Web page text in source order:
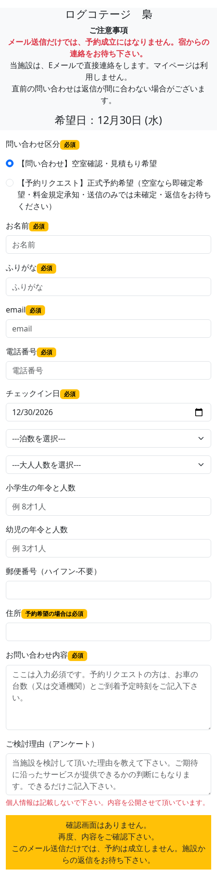
ログコテージ 梟
ご注意事項
メール送信だけでは、予約成立にはなりません。宿からの
連絡をお待ち下さい。
当施設は、Eメールで直接連絡をします。マイページは利
用しません。
直前の問い合わせは返信が間に合わない場合がございま
す。
希望日：12月30日 (水)
問い合わせ区分 必須
【問い合わせ】空室確認・見積もり希望
【予約リクエスト】正式予約希望（空室なら即確定希
望・料金規定承知・送信のみでは未確定・返信をお待ち
ください）
お名前 必須
ふりがな 必須
email 必須
電話番号 必須
チェックイン日 必須
小学生の年令と人数
幼児の年令と人数
郵便番号（ハイフン-不要）
住所 予約希望の場合は必須
お問い合わせ内容 必須
ご検討理由（アンケート）
個人情報は記載しないで下さい。内容を公開させて頂いています。
確認画面はありません。
再度、内容をご確認下さい。
このメール送信だけでは、予約は成立しません。施設か
らの返信をお待ち下さい。